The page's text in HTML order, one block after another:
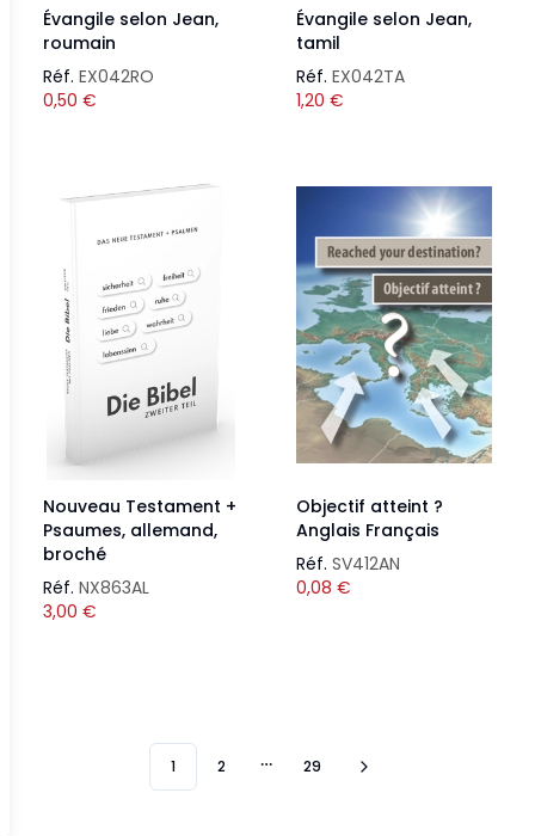
Évangile selon Jean,
roumain
Réf. EX042RO
0,50 €
Évangile selon Jean,
tamil
Réf. EX042TA
1,20 €
Nouveau Testament +
Psaumes, allemand,
broché
Réf. NX863AL
3,00 €
Objectif atteint ?
Anglais Français
Réf. SV412AN
0,08 €
1 2 More pages
29